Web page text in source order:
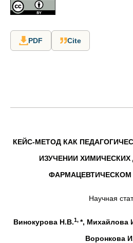
PDF Cite
КЕЙС-МЕТОД КАК
ИЗУЧЕНИИ
ФАРМАЦЕВТИЧЕСКОМ
Научная
Винокурова Н.В.1, *, Михайлова
Воронкова